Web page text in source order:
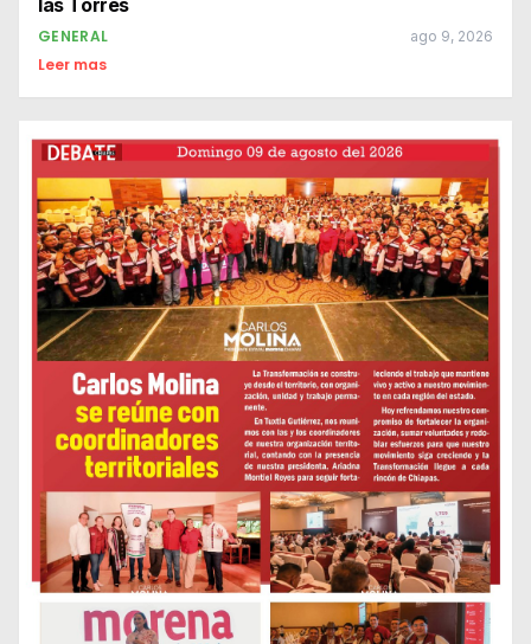
las Torres
GENERAL ago 9, 2026
Leer mas